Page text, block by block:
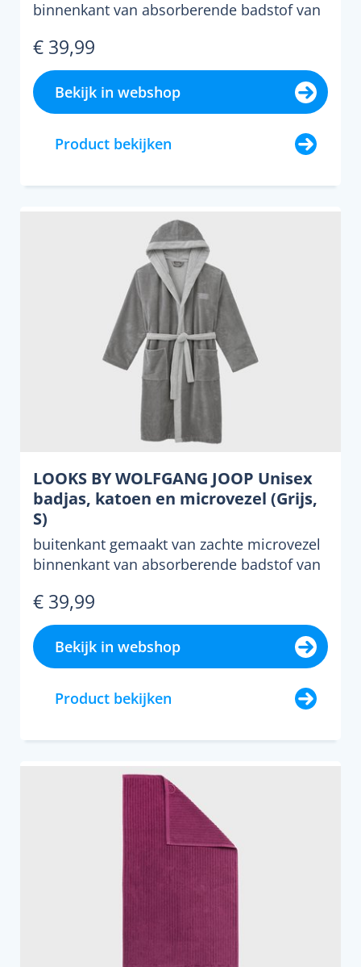
binnenkant van absorberende badstof van
€ 39,99
Bekijk in webshop
Product bekijken
LOOKS BY WOLFGANG JOOP Unisex
badjas, katoen en microvezel (Grijs,
S)
buitenkant gemaakt van zachte microvezel
binnenkant van absorberende badstof van
€ 39,99
Bekijk in webshop
Product bekijken